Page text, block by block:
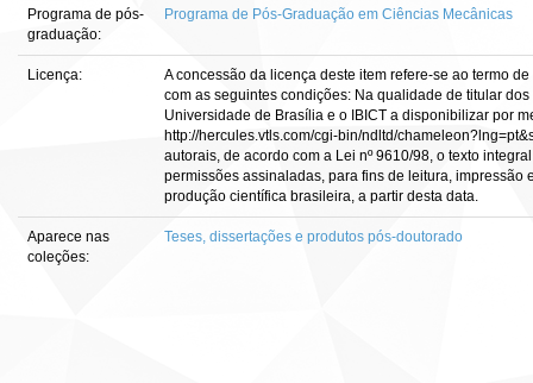
Programa de pós-
graduação:
Programa de Pós-Graduação em Ciências Mecânicas
Licença:
A concessão da licença deste item refere-se ao termo
com as seguintes condições: Na qualidade de titular
Universidade de Brasília e o IBICT a disponibilizar por
http://hercules.vtls.com/cgi-bin/ndltd/
autorais, de acordo com a Lei nº 9610/98, o texto
permissões assinaladas, para fins de leitura, impressão
produção científica brasileira, a partir desta data.
Aparece nas
coleções:
Teses, dissertações e produtos pós-doutorado